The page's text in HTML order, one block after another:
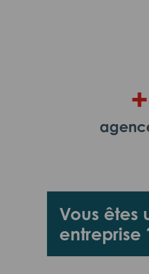
Vous êtes
entreprise